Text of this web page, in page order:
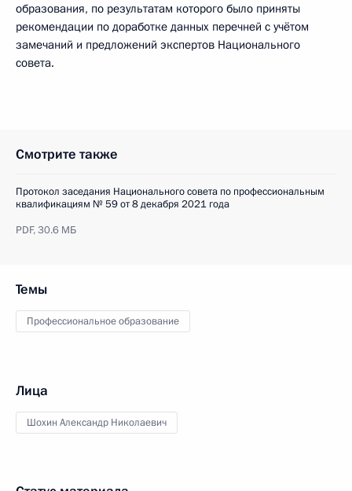
образования, по результатам которого было приняты
рекомендации по доработке данных перечней с учётом
замечаний и предложений экспертов Национального
совета.
Смотрите также
Протокол заседания Национального совета по профессиональным
квалификациям № 59 от 8 декабря 2021 года
PDF,30.6 МБ
Темы
Профессиональное образование
Лица
Шохин Александр Николаевич